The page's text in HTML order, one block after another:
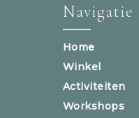
Navigatie
Home
Winkel
Activiteiten
Workshops